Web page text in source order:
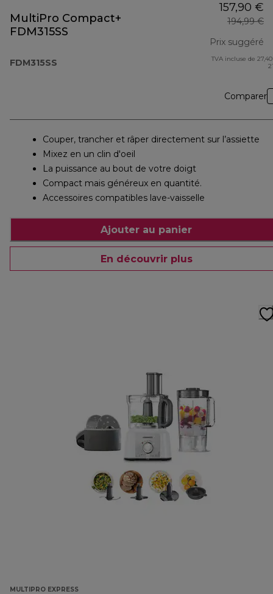
MultiPro Compact+
FDM315SS
FDM315SS
157,90 €
194,99 €
Prix suggéré
TVA incluse de
Comparer
Couper, trancher et râper directement sur l’assiette
Mixez en un clin d'oeil
La puissance au bout de votre doigt
Compact mais généreux en quantité.
Accessoires compatibles lave-vaisselle
Ajouter au panier
En découvrir plus
MULTIPRO EXPRESS